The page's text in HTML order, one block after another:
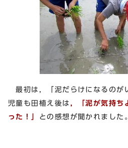
最初は，「泥だらけになるのが
児童も田植え後は ，「泥が気持ち
った！」 との感想が聞かれました。